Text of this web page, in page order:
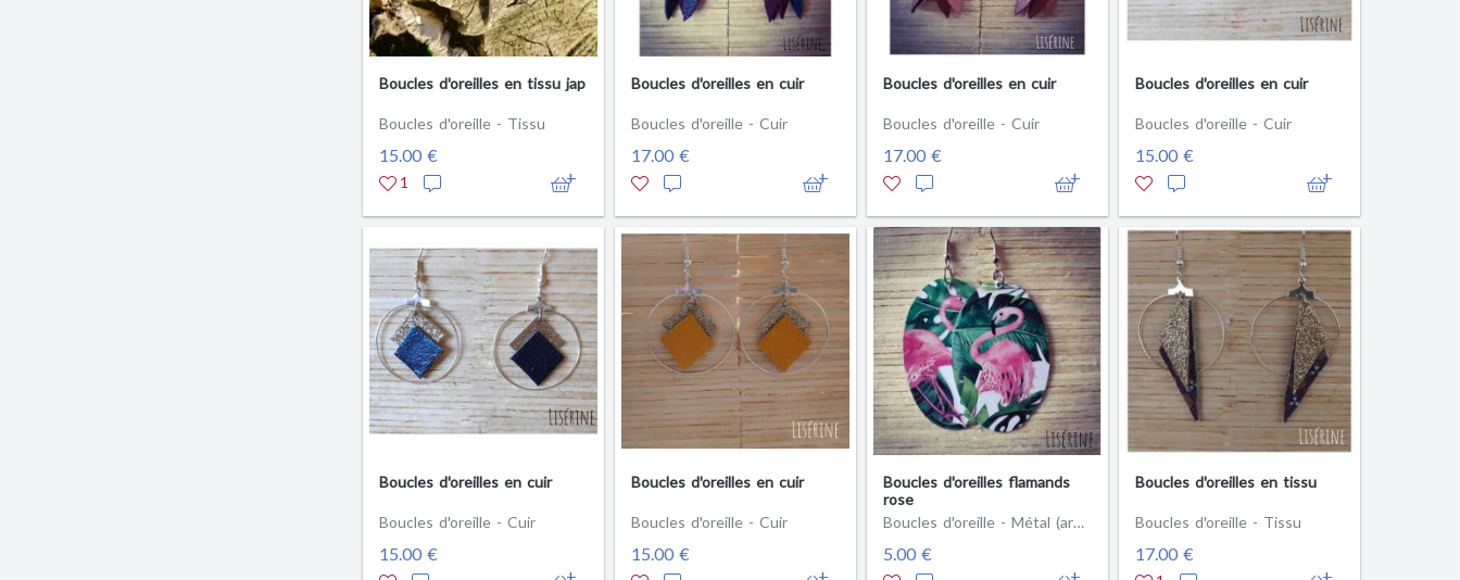
Boucles d'oreilles en tissu jap
Boucles d'oreille - Tissu
15.00 €
1
Boucles d'oreilles en cuir
Boucles d'oreille - Cuir
17.00 €
Boucles d'oreilles en cuir
Boucles d'oreille - Cuir
17.00 €
Boucles d'oreilles en cuir
Boucles d'oreille - Cuir
15.00 €
Boucles d'oreilles en cuir
Boucles d'oreille - Cuir
15.00 €
Boucles d'oreilles en cuir
Boucles d'oreille - Cuir
15.00 €
Boucles d'oreilles flamands
rose
Boucles d'oreille - Métal (argenté)
5.00 €
Boucles d'oreilles en tissu
Boucles d'oreille - Tissu
17.00 €